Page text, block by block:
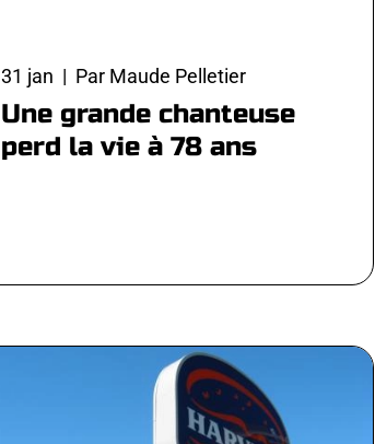
31 jan | Par Maude Pelletier
Une grande chanteuse
perd la vie à 78 ans